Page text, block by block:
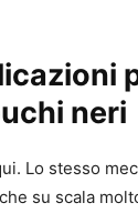
neri
Lo stesso
su scala